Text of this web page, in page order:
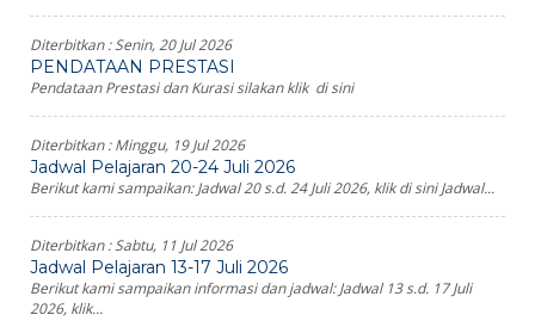
Diterbitkan :Senin, 20 Jul 2026
PENDATAAN PRESTASI
Pendataan Prestasi dan Kurasi silakan klik di sini
Diterbitkan :Minggu, 19 Jul 2026
Jadwal Pelajaran 20-24 Juli 2026
Berikut kami sampaikan: Jadwal 20 s.d. 24 Juli 2026, klik di sini Jadwal...
Diterbitkan :Sabtu, 11 Jul 2026
Jadwal Pelajaran 13-17 Juli 2026
Berikut kami sampaikan informasi dan jadwal: Jadwal 13 s.d. 17 Juli
2026, klik...